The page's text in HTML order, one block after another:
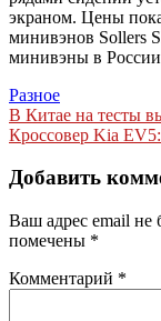
экраном. Цены
минивэнов Sollers
минивэны в России
Разное
Навигация
по
записям
В Китае на тесты
Кроссовер Kia
Добавить
Ваш адрес email не
помечены *
Комментарий *